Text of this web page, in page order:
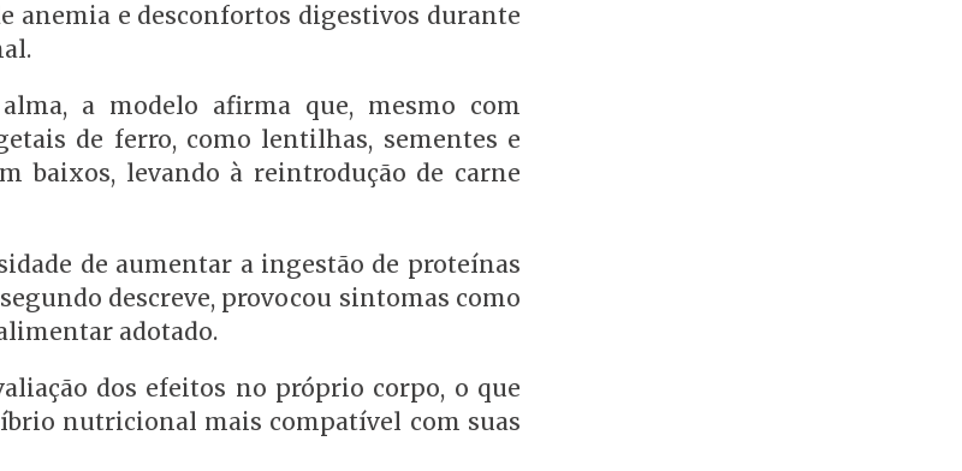
anemia e desconfortos digestivos durante
a modelo afirma que, mesmo com
de ferro, como lentilhas, sementes e
baixos, levando à reintrodução de carne
de aumentar a ingestão de proteínas
descreve, provocou sintomas como
adotado.
dos efeitos no próprio corpo, o que
nutricional mais compatível com suas